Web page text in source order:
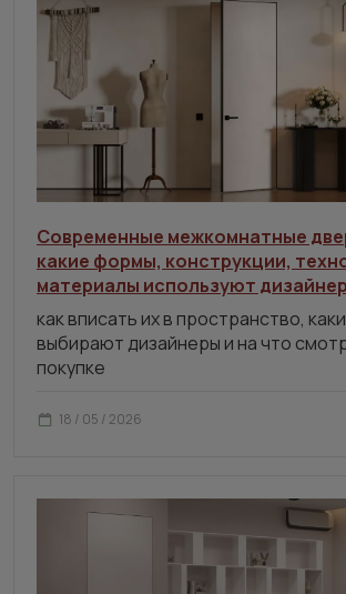
Современные межкомнатные
какие формы, конструкции,
материалы используют
как вписать их в пространство,
выбирают дизайнеры и на что
покупке
18 / 05 / 2026